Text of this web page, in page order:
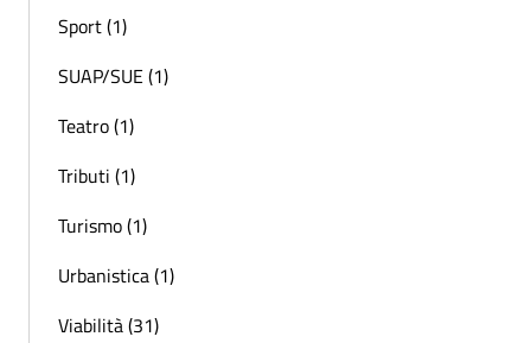
Sport (1)
SUAP/SUE (1)
Teatro (1)
Tributi (1)
Turismo (1)
Urbanistica (1)
Viabilità (31)